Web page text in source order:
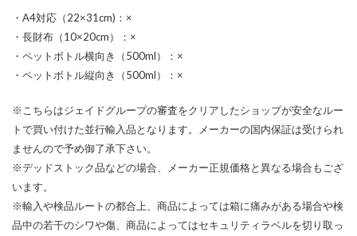
・A4対応（22×31cm)：×
・長財布（10×20cm）：×
・ペットボトル横向き（500ml）：×
・ペットボトル縦向き（500ml）：×
※こちらはジェイドグループの審査をクリアしたショップが安全なルー
トで買い付けた並行輸入品となります。メーカーの国内保証は受けられ
ませんので予め御了承下さい。
※デッドストック品などの場合、メーカー正規価格と異なる場合もござ
います。
※輸入や検品ルートの都合上、商品によっては箱に痛みがある場合や検
品中の若干のシワや傷、商品によってはセキュリティラベルを切り取っ